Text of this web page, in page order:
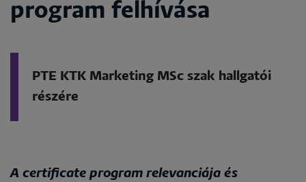
program felhívása
PTE KTK Marketing MSc szak hallgatói
részére
A certificate program relevanciája és